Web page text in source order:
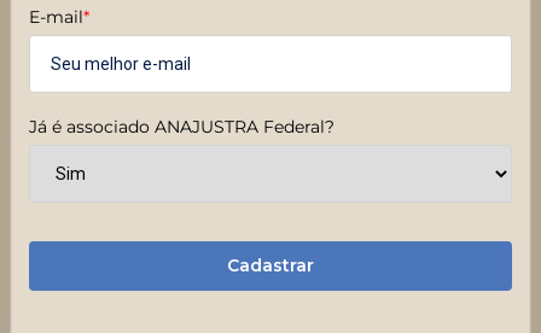
E-mail*
Já é associado ANAJUSTRA Federal?
Cadastrar